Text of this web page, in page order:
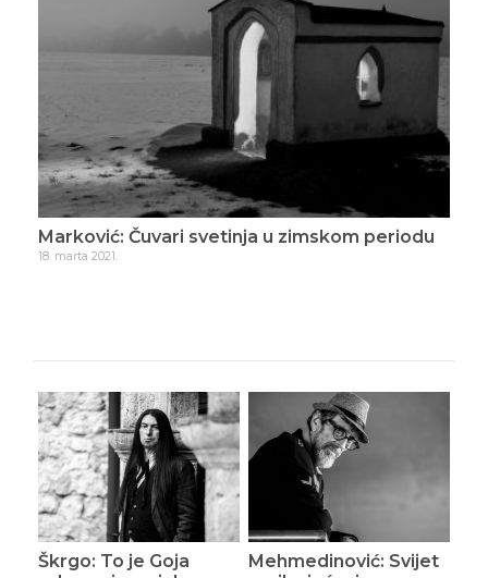
Marković: Čuvari svetinja u zimskom periodu
18. marta 2021.
Škrgo: To je Goja
Mehmedinović: Svijet